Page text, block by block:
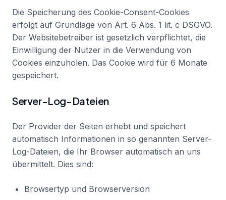
Die Speicherung des Cookie-Consent-Cookies
erfolgt auf Grundlage von Art. 6 Abs. 1 lit. c DSGVO.
Der Websitebetreiber ist gesetzlich verpflichtet, die
Einwilligung der Nutzer in die Verwendung von
Cookies einzuholen. Das Cookie wird für 6 Monate
gespeichert.
Server-Log-Dateien
Der Provider der Seiten erhebt und speichert
automatisch Informationen in so genannten Server-
Log-Dateien, die Ihr Browser automatisch an uns
übermittelt. Dies sind:
Browsertyp und Browserversion